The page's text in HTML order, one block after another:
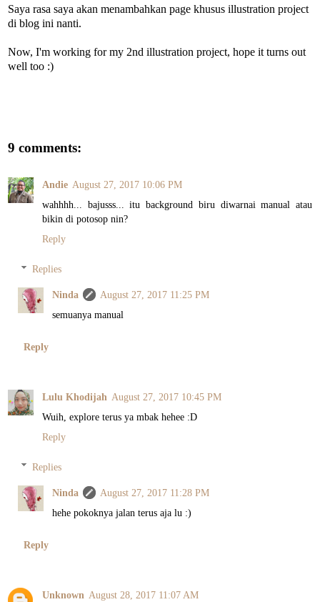
Saya rasa saya akan menambahkan page khusus illustration project
di blog ini nanti.
Now, I'm working for my 2nd illustration project, hope it turns out
well too :)
9 comments:
Andie August 27, 2017 10:06 PM
wahhhh... bajusss... itu background biru diwarnai manual atau
bikin di potosop nin?
Reply
Replies
Ninda
August 27, 2017 11:25 PM
semuanya manual
Reply
Lulu Khodijah August 27, 2017 10:45 PM
Wuih, explore terus ya mbak hehee :D
Reply
Replies
Ninda
August 27, 2017 11:28 PM
hehe pokoknya jalan terus aja lu :)
Reply
Unknown August 28, 2017 11:07 AM